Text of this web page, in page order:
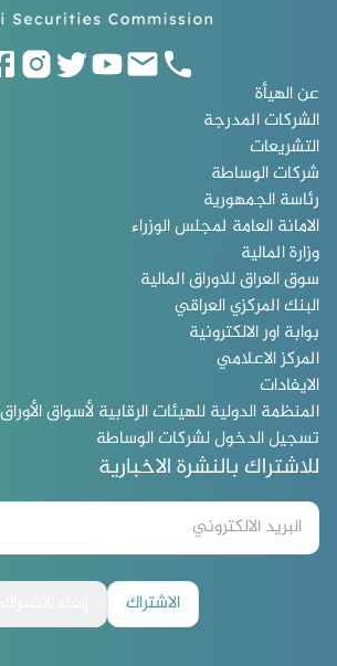
عن الهيأة
الشركات المدرجة
التشريعات
شركات الوساطة
رئاسة الجمهورية
الامانة العامة لمجلس الوزراء
وزارة المالية
سوق العراق للاوراق المالية
البنك المركزي العراقي
بوابة اور الالكترونية
المركز الاعلامي
الايفادات
المنظمة الدولية للهيئات الرقابية لأسواق
تسجيل الدخول لشركات الوساطة
للاشتراك بالنشرة الاخبارية
الاشتراك